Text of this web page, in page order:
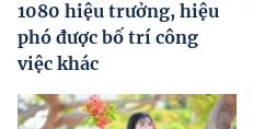
1080 hiệu trưởng, hiệu
phó được bố trí công
việc khác